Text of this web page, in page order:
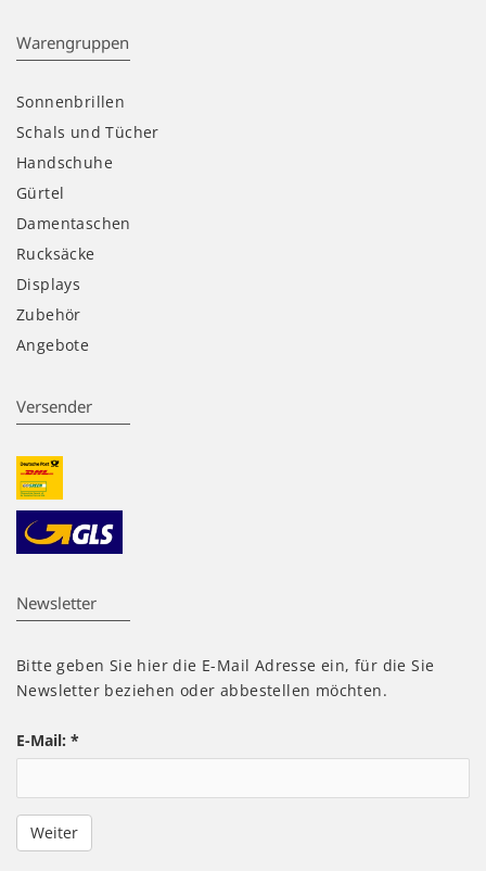
Warengruppen
Sonnenbrillen
Schals und Tücher
Handschuhe
Gürtel
Damentaschen
Rucksäcke
Displays
Zubehör
Angebote
Versender
Newsletter
Bitte geben Sie hier die E-Mail Adresse ein, für die Sie
Newsletter beziehen oder abbestellen möchten.
E-Mail: *
Weiter